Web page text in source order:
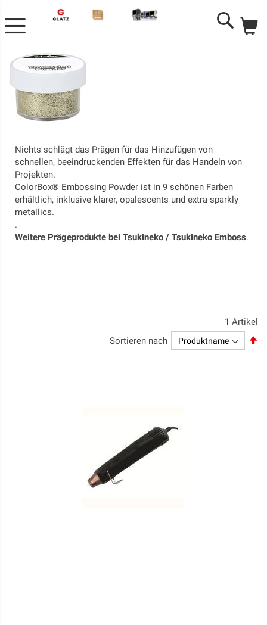
Search
Nichts schlägt das Prägen für das Hinzufügen von
schnellen, beeindruckenden Effekten für das Handeln von
Projekten.
ColorBox® Embossing Powder ist in 9 schönen Farben
erhältlich, inklusive klarer, opalescents und extra-sparkly
metallics.
.
Weitere Prägeprodukte bei Tsukineko / Tsukineko Emboss.
1 Artikel
Sortieren nach